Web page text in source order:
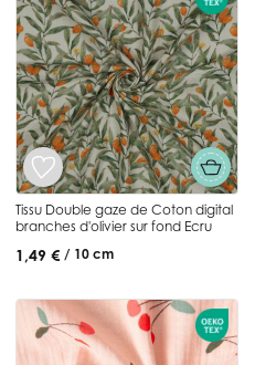
Tissu Double gaze de Coton digital
branches d'olivier sur fond Ecru
1,49 € / 10 cm